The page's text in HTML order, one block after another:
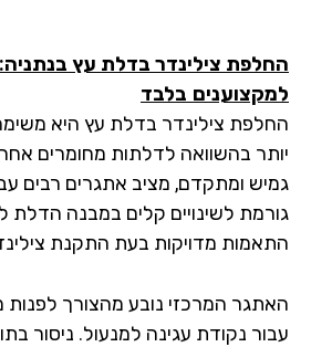
צילינדר בדלת עץ בנתניה:
בלבד
צילינדר בדלת עץ היא משימה
בהשוואה לדלתות מחומרים אחרים.
ומתקדם, מציב אתגרים רבים עבור
לשינויים קלים במבנה הדלת
מדויקות בעת התקנת צילינדר
המרכזי נובע מהצורך לפנות
נקודת עגינה למנעול. ניסור בתוך